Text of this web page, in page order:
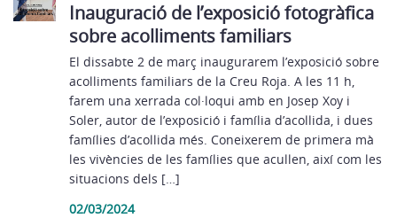
Inauguració de l’exposició fotogràfica
sobre acolliments familiars
El dissabte 2 de març inaugurarem l’exposició sobre
acolliments familiars de la Creu Roja. A les 11 h,
farem una xerrada col·loqui amb en Josep Xoy i
Soler, autor de l’exposició i família d’acollida, i dues
famílies d’acollida més. Coneixerem de primera mà
les vivències de les famílies que acullen, així com les
situacions dels […]
02/03/2024